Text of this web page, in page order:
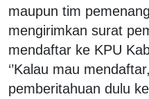
maupun tim
mengirimkan surat
mendaftar ke KPU
‘’Kalau mau
pemberitahuan dulu